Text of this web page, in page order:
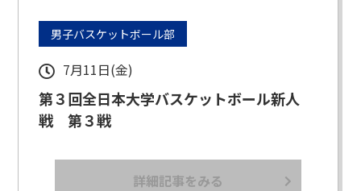
男子バスケットボール部
7月11日(金)
第３回全日本大学バスケットボール新人
戦 第３戦
詳細記事をみる